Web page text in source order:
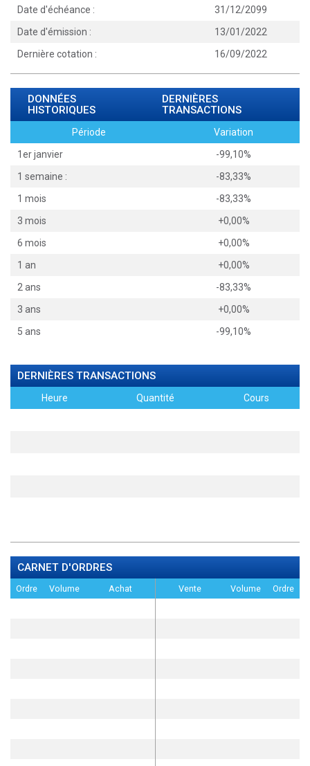
Date d'échéance :
31/12/2099
Date d'émission :
13/01/2022
Dernière cotation :
16/09/2022
DONNÉES
HISTORIQUES
DERNIÈRES
TRANSACTIONS
Période
Variation
1er janvier
-99,10%
1 semaine :
-83,33%
1 mois
-83,33%
3 mois
+0,00%
6 mois
+0,00%
1 an
+0,00%
2 ans
-83,33%
3 ans
+0,00%
5 ans
-99,10%
DERNIÈRES TRANSACTIONS
Heure Quantité Cours
CARNET D'ORDRES
Ordre Volume Achat Vente Volume Ordre